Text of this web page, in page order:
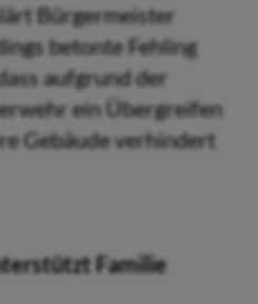
Bürgermeister
betonte Fehling
aufgrund der
ein Übergreifen
Gebäude verhindert
Familie